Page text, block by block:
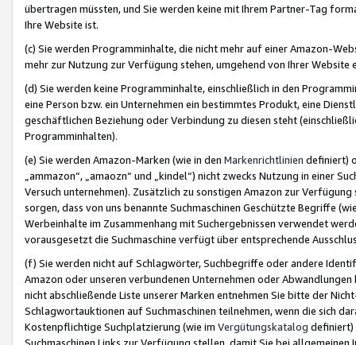
übertragen müssten, und Sie werden keine mit Ihrem Partner-Tag
Ihre Website ist.
(c) Sie werden Programminhalte, die nicht mehr auf einer Amazon-
mehr zur Nutzung zur Verfügung stehen, umgehend von Ihrer
(d) Sie werden keine Programminhalte, einschließlich in den
eine Person bzw. ein Unternehmen ein bestimmtes Produkt, eine
geschäftlichen Beziehung oder Verbindung zu diesen steht
Programminhalten).
(e) Sie werden Amazon-Marken (wie in den Markenrichtlinien definiert)
„ammazon“, „amaozn“ und „kindel“) nicht zwecks Nutzung in einer
Versuch unternehmen). Zusätzlich zu sonstigen Amazon zur
sorgen, dass von uns benannte Suchmaschinen Geschützte Begriffe
Werbeinhalte im Zusammenhang mit Suchergebnissen verwendet
vorausgesetzt die Suchmaschine verfügt über entsprechende
(f) Sie werden nicht auf Schlagwörter, Suchbegriffe oder andere
Amazon oder unseren verbundenen Unternehmen oder
nicht abschließende Liste unserer Marken entnehmen Sie bitte der
Schlagwortauktionen auf Suchmaschinen teilnehmen, wenn die sich
Kostenpflichtige Suchplatzierung (wie im Vergütungskatalog definiert)
Suchmaschinen Links zur Verfügung stellen, damit Sie bei